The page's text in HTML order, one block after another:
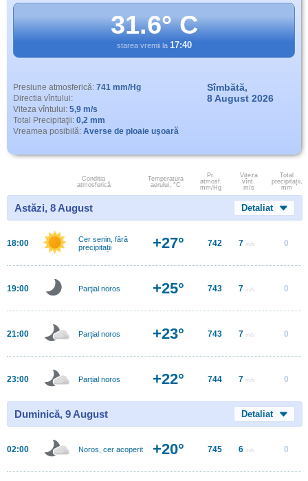
31.6° C
starea vremii la 17:40
Presiune atmosferică: 741 mm/Hg
Directia vîntului:
Viteza vîntului: 5,9 m/s
Total Precipitaţii: 0,2 mm
Vreamea posibilă: Averse de ploaie uşoară
Sîmbătă,
8 August 2026
Conditia
atmosferică
Temperatura
aerului, °C
Pr.
atmosf.
mm/Hg
Viteza
vînt.
m/s
Total
precipitații,
mm
Astăzi, 8 August Detaliat
18:00
Cer senin, fără
precipitații
+27° 742 7 m/s 0
19:00 Parţial noros +25° 743 7 m/s 0
21:00 Parţial noros +23° 743 7 m/s 0
23:00 Parțial noros +22° 744 7 m/s 0
Duminică, 9 August Detaliat
02:00 Noros, cer acoperit +20° 745 6 m/s 0